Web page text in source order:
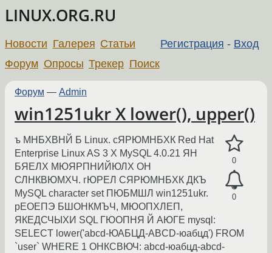
LINUX.ORG.RU
Регистрация - Вход
Новости Галерея Статьи
Форум Опросы Трекер Поиск
Форум — Admin
win1251ukr Х lower(), upper()
0
0
ъ МНБХВНЙ Б Linux. сЯРЮМНБХК Red Hat
Enterprise Linux AS 3 Х MySQL 4.0.21 ЯН
БЯЕЛХ МЮЯРПНИЙЮЛХ ОН
СЛНКВЮМХЧ. гЮРЕЛ СЯРЮМНБХК ДКЪ
MySQL character set ПЮБМШЛ win1251ukr.
рЕОЕПЭ БШОНКМЪЧ, МЮОПХЛЕП,
ЯКЕДСЧЫХИ SQL ГЮОПНЯ Й АЮГЕ mysql:
SELECT lower('abcd-ЮАБЦД-ABCD-юабцд') FROM
`user` WHERE 1 ОНКСВЮЧ: abcd-юабцд-abcd-